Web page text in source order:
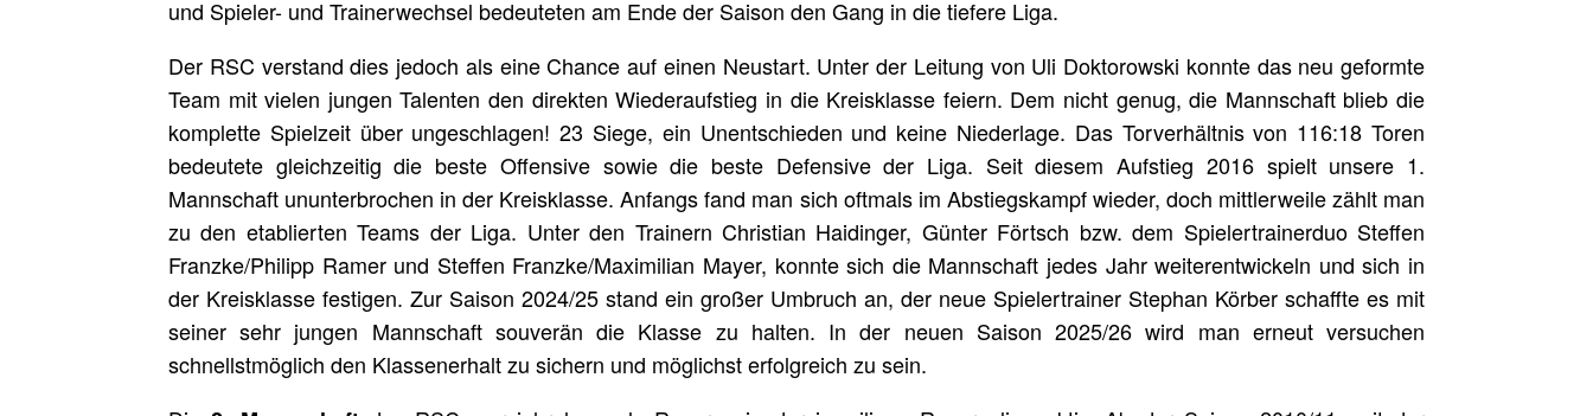
und Spieler- und Trainerwechsel bedeuteten am Ende der Saison den Gang in die tiefere Liga.
Der RSC verstand dies jedoch als eine Chance auf einen Neustart. Unter der Leitung von Uli Doktorowski konnte das neu geformte
Team mit vielen jungen Talenten den direkten Wiederaufstieg in die Kreisklasse feiern. Dem nicht genug, die Mannschaft blieb die
komplette Spielzeit über ungeschlagen! 23 Siege, ein Unentschieden und keine Niederlage. Das Torverhältnis von 116:18 Toren
bedeutete gleichzeitig die beste Offensive sowie die beste Defensive der Liga. Seit diesem Aufstieg 2016 spielt unsere 1.
Mannschaft ununterbrochen in der Kreisklasse. Anfangs fand man sich oftmals im Abstiegskampf wieder, doch mittlerweile zählt man
zu den etablierten Teams der Liga. Unter den Trainern Christian Haidinger, Günter Förtsch bzw. dem Spielertrainerduo Steffen
Franzke/Philipp Ramer und Steffen Franzke/Maximilian Mayer, konnte sich die Mannschaft jedes Jahr weiterentwickeln und sich in
der Kreisklasse festigen. Zur Saison 2024/25 stand ein großer Umbruch an, der neue Spielertrainer Stephan Körber schaffte es mit
seiner sehr jungen Mannschaft souverän die Klasse zu halten. In der neuen Saison 2025/26 wird man erneut versuchen
schnellstmöglich den Klassenerhalt zu sichern und möglichst erfolgreich zu sein.